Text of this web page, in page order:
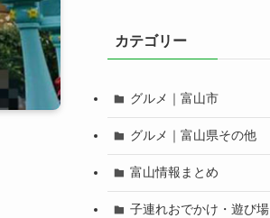
カテゴリー
グルメ｜富山市
グルメ｜富山県その他
富山情報まとめ
子連れおでかけ・遊び場